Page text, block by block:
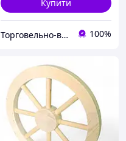
Купити
Торговельно-виробнича компанія "ДОМЗА" 100%